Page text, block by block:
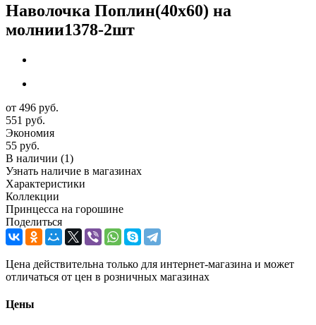
Наволочка Поплин(40х60) на
молнии1378-2шт
от 496 руб.
551 руб.
Экономия
55 руб.
В наличии (1)
Узнать наличие в магазинах
Характеристики
Коллекции
Принцесса на горошине
Поделиться
Цена действительна только для интернет-магазина и может
отличаться от цен в розничных магазинах
Цены